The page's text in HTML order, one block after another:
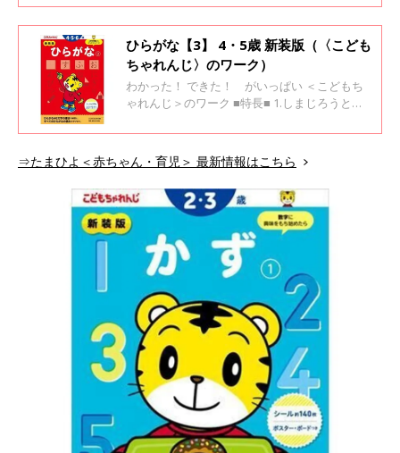
場面がいっぱい 3.「わかった！」「できた！」
が自信になります
ひらがな【3】 4・5歳 新装版（〈こども
ちゃれんじ〉のワーク）
わかった！ できた！ がいっぱい ＜こどもち
ゃれんじ＞のワーク ■特長■ 1.しまじろうと一
場面がいっぱい 3.「わかった！」「できた！」
が自信になります
⇒たまひよ＜赤ちゃん・育児＞ 最新情報はこちら